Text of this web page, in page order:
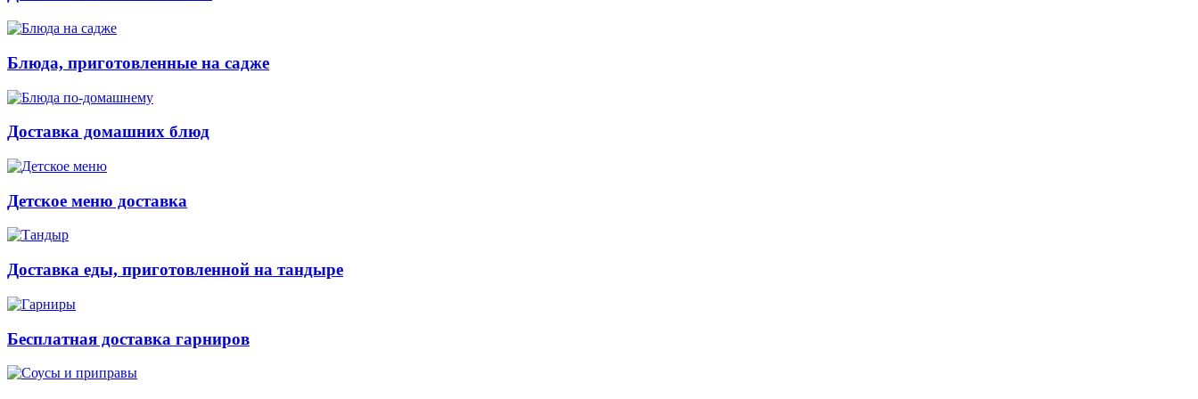
Блюда, приготовленные на садже
Доставка домашних блюд
Детское меню доставка
Доставка еды, приготовленной на тандыре
Бесплатная доставка гарниров